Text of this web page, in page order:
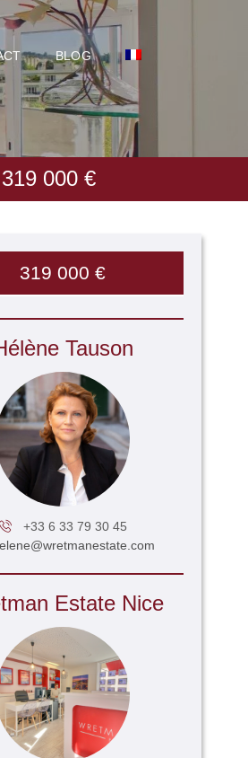
BLOG
000 €
319 000 €
Tauson
+33 6 33 79 30 45
Estate Nice